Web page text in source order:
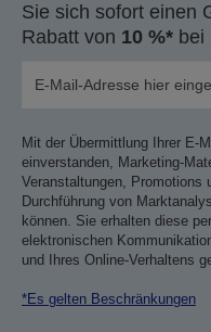
Sie sich sofort einen
Rabatt von 10 %* bei
Mit der Übermittlung Ihrer E-
einverstanden, Marketing-
Veranstaltungen, Promotions
Durchführung von
können. Sie erhalten diese
elektronischen
und Ihres Online-Verhaltens
*Es gelten Beschränkungen